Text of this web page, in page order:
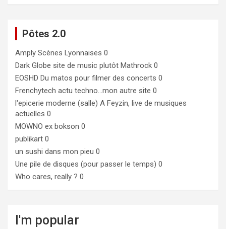
Pôtes 2.0
Amply Scènes Lyonnaises 0
Dark Globe site de music plutôt Mathrock 0
EOSHD Du matos pour filmer des concerts 0
Frenchytech actu techno…mon autre site 0
l'epicerie moderne (salle) A Feyzin, live de musiques
actuelles 0
MOWNO ex bokson 0
publikart 0
un sushi dans mon pieu 0
Une pile de disques (pour passer le temps) 0
Who cares, really ? 0
I'm popular